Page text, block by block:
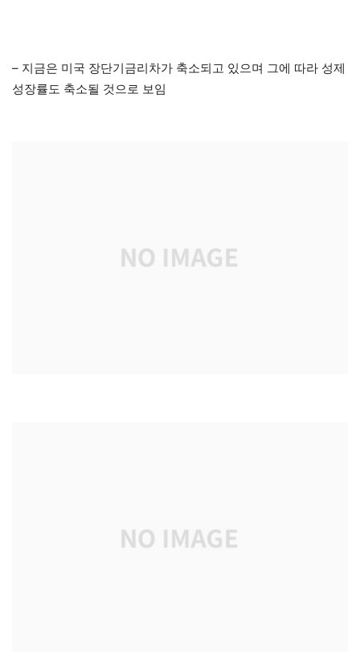
– 지금은 미국 장단기금리차가 축소되고 있으며 그에 따라 성제
성장률도 축소될 것으로 보임